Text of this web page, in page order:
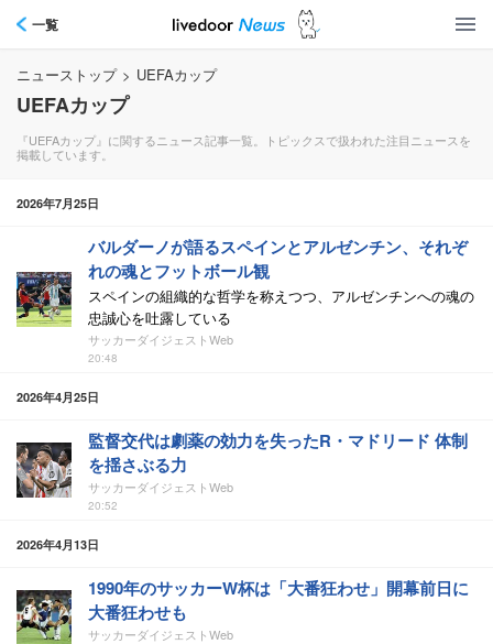
一覧
ニューストップ > UEFAカップ
UEFAカップ
『UEFAカップ』に関するニュース記事一覧。トピックスで扱われた注目ニュースを
掲載しています。
2026年7月25日
バルダーノが語るスペインとアルゼンチン、それぞ
れの魂とフットボール観
スペインの組織的な哲学を称えつつ、アルゼンチンへの魂の
忠誠心を吐露している
サッカーダイジェストWeb
20:48
2026年4月25日
監督交代は劇薬の効力を失ったR・マドリード 体制
を揺さぶる力
サッカーダイジェストWeb
20:52
2026年4月13日
1990年のサッカーW杯は「大番狂わせ」開幕前日に
大番狂わせも
サッカーダイジェストWeb